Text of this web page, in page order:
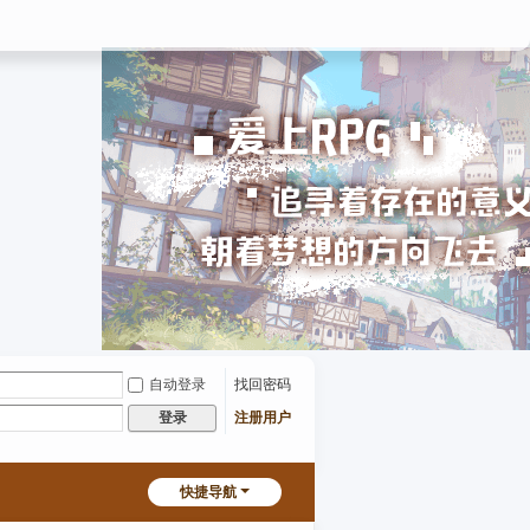
自动登录
找回密码
登录 注册用户
快捷导航